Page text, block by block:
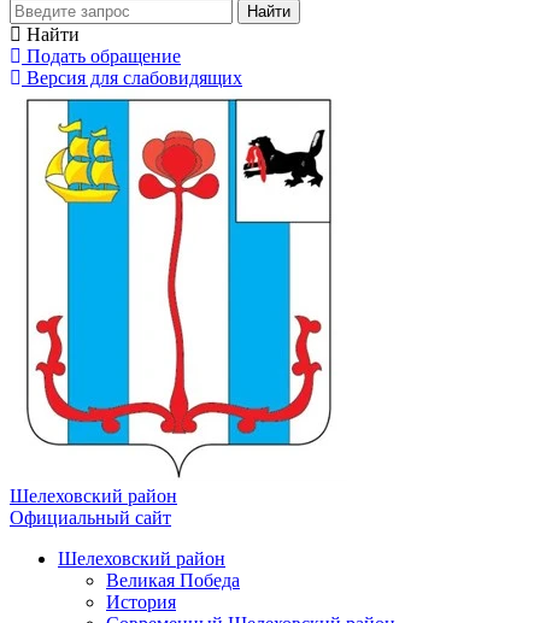
Найти
Найти
Подать обращение
Версия для слабовидящих
Шелеховский район
Официальный сайт
Шелеховский район
Великая Победа
История